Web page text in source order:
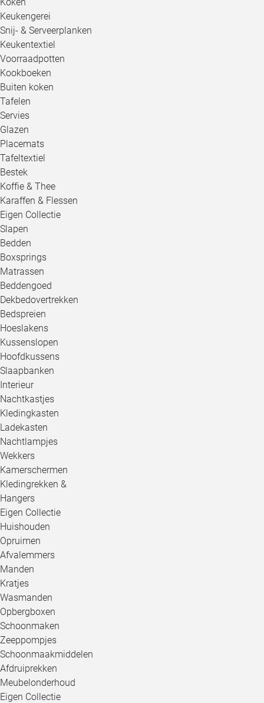
Keukengerei
Snij- & Serveerplanken
Keukentextiel
Voorraadpotten
Kookboeken
Buiten koken
Tafelen
Servies
Glazen
Placemats
Tafeltextiel
Bestek
Koffie & Thee
Karaffen & Flessen
Eigen Collectie
Slapen
Bedden
Boxsprings
Matrassen
Beddengoed
Dekbedovertrekken
Bedspreien
Hoeslakens
Kussenslopen
Hoofdkussens
Slaapbanken
Interieur
Nachtkastjes
Kledingkasten
Ladekasten
Nachtlampjes
Wekkers
Kamerschermen
Kledingrekken &
Hangers
Eigen Collectie
Huishouden
Opruimen
Afvalemmers
Manden
Kratjes
Wasmanden
Opbergboxen
Schoonmaken
Zeeppompjes
Schoonmaakmiddelen
Afdruiprekken
Meubelonderhoud
Eigen Collectie